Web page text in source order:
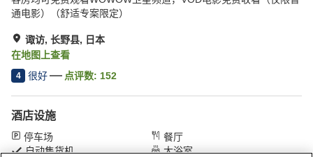
通电影）（舒适专案限定）
诹访, 长野县, 日本
在地图上查看
4 很好 点评数: 152
酒店设施
停车场
餐厅
自动售货机
大浴室